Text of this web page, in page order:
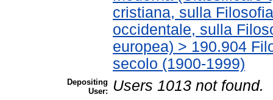
cristiana, sulla
occidentale, sulla
europea) > 190.904
secolo (1900-1999)
Depositing
User:
Users 1013 not found.